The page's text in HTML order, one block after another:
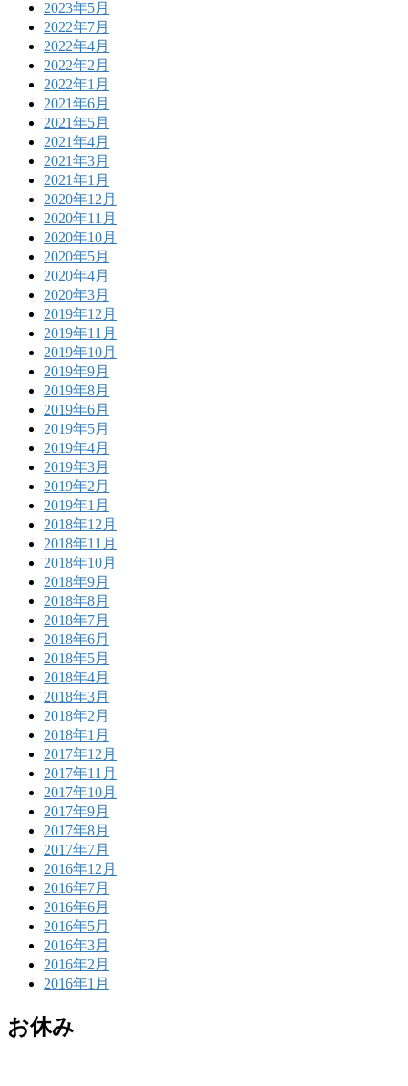
2023年5月
2022年7月
2022年4月
2022年2月
2022年1月
2021年6月
2021年5月
2021年4月
2021年3月
2021年1月
2020年12月
2020年11月
2020年10月
2020年5月
2020年4月
2020年3月
2019年12月
2019年11月
2019年10月
2019年9月
2019年8月
2019年6月
2019年5月
2019年4月
2019年3月
2019年2月
2019年1月
2018年12月
2018年11月
2018年10月
2018年9月
2018年8月
2018年7月
2018年6月
2018年5月
2018年4月
2018年3月
2018年2月
2018年1月
2017年12月
2017年11月
2017年10月
2017年9月
2017年8月
2017年7月
2016年12月
2016年7月
2016年6月
2016年5月
2016年3月
2016年2月
2016年1月
お休み